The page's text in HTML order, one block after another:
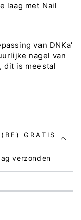
laag met Nail
van DNKa'
nagel van
dit is meestal
GRATIS
verzonden